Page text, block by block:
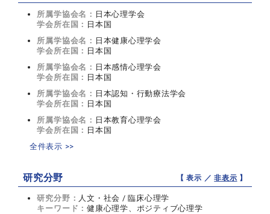
所属学協会名： 日本心理学会
学会所在国： 日本国
所属学協会名： 日本健康心理学会
学会所在国： 日本国
所属学協会名： 日本感情心理学会
学会所在国： 日本国
所属学協会名： 日本認知・行動療法学会
学会所在国： 日本国
所属学協会名： 日本教育心理学会
学会所在国： 日本国
全件表示 >>
研究分野 【 表示 ／非表示 】
研究分野： 人文・社会 / 臨床心理学
キーワード：健康心理学、ポジティブ心理学